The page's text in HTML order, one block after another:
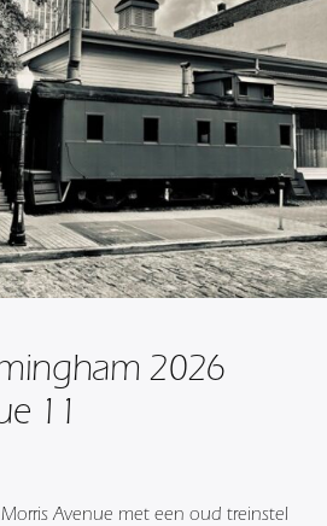
2026
11
Avenue met een oud treinstel